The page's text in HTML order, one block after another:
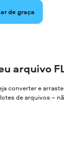
de graça
arquivo
converter e
de arquivos –